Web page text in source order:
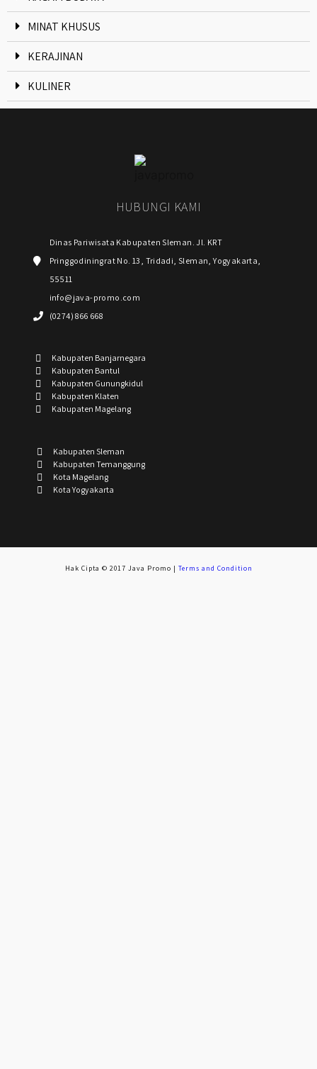
MINAT KHUSUS
KERAJINAN
KULINER
HUBUNGI KAMI
Dinas Pariwisata Kabupaten Sleman. Jl. KRT
Pringgodiningrat No. 13, Tridadi, Sleman, Yogyakarta,
55511
info@java-promo.com
(0274) 866 668
Kabupaten Banjarnegara
Kabupaten Bantul
Kabupaten Gunungkidul
Kabupaten Klaten
Kabupaten Magelang
Kabupaten Sleman
Kabupaten Temanggung
Kota Magelang
Kota Yogyakarta
Hak Cipta © 2017 Java Promo | Terms and Condition